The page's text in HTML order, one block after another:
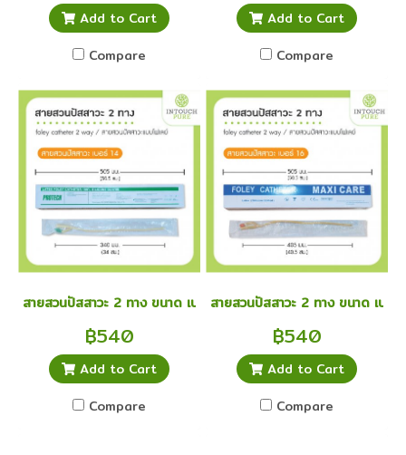
Add to Cart
Compare
Add to Cart
Compare
สายสวนปัสสาวะ 2 ทาง ขนาด เบอร์ 14 foley catheter ยกกล่อง
฿540
Add to Cart
Compare
สายสวนปัสสาวะ 2 ทาง ขนาด เ
฿540
Add to Cart
Compare